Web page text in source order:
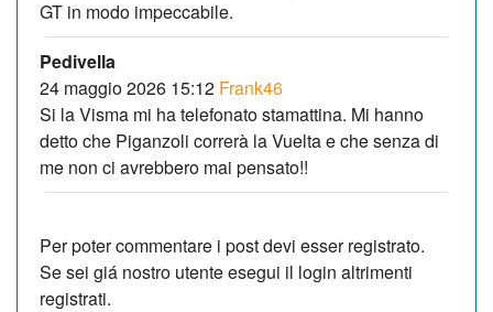
GT in modo impeccabile.
Pedivella
24 maggio 2026 15:12 Frank46
Si la Visma mi ha telefonato stamattina. Mi hanno
detto che Piganzoli correrà la Vuelta e che senza di
me non ci avrebbero mai pensato!!
Per poter commentare i post devi esser registrato.
Se sei giá nostro utente esegui il login altrimenti
registrati.